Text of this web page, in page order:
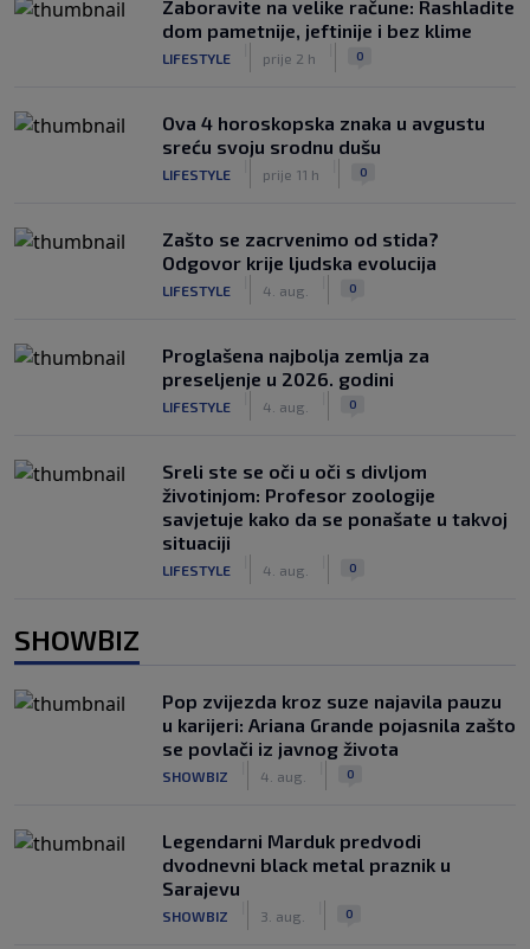
Zaboravite na velike račune: Rashladite
dom pametnije, jeftinije i bez klime
LIFESTYLE prije 2 h 0
Ova 4 horoskopska znaka u avgustu
sreću svoju srodnu dušu
LIFESTYLE prije 11 h 0
Zašto se zacrvenimo od stida?
Odgovor krije ljudska evolucija
LIFESTYLE 4. aug. 0
Proglašena najbolja zemlja za
preseljenje u 2026. godini
LIFESTYLE 4. aug. 0
Sreli ste se oči u oči s divljom
životinjom: Profesor zoologije
savjetuje kako da se ponašate u takvoj
situaciji
LIFESTYLE 4. aug. 0
SHOWBIZ
Pop zvijezda kroz suze najavila pauzu
u karijeri: Ariana Grande pojasnila zašto
se povlači iz javnog života
SHOWBIZ 4. aug. 0
Legendarni Marduk predvodi
dvodnevni black metal praznik u
Sarajevu
SHOWBIZ 3. aug. 0